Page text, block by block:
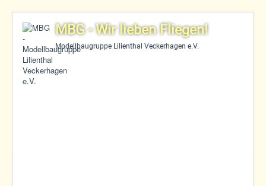
MBG - Wir lieben Fliegen!
Modellbaugruppe Lilienthal Veckerhagen e.V.